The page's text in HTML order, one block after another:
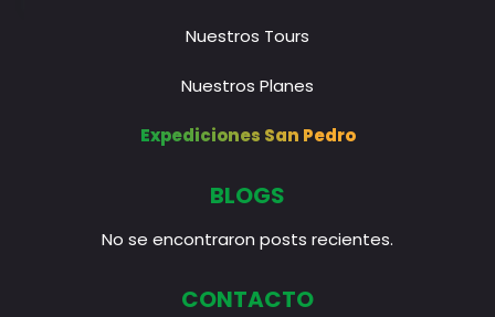
Nuestros Tours
Nuestros Planes
Expediciones San Pedro
BLOGS
No se encontraron posts recientes.
CONTACTO